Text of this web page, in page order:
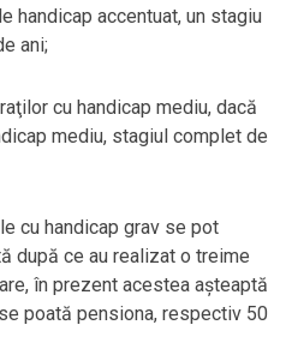
handicap accentuat, un stagiu
ani;
cu handicap mediu, dacă
mediu, stagiul complet de
cu handicap grav se pot
după ce au realizat o treime
în prezent acestea așteaptă
poată pensiona, respectiv 50